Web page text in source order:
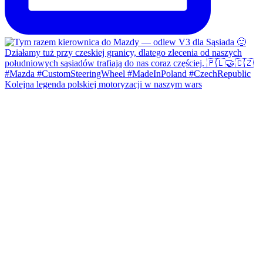
Kolejna legenda polskiej motoryzacji w naszym wars